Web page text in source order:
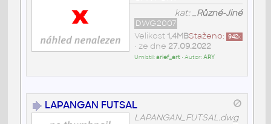
kat:_Různé-Jiné
DWG2007
Staženo: 942x
Velikost 1,4MB
• ze dne 27.09.2022
Umístil:arief_art• Autor:ARY
LAPANGAN FUTSAL
LAPANGAN_FUTSAL.dwg